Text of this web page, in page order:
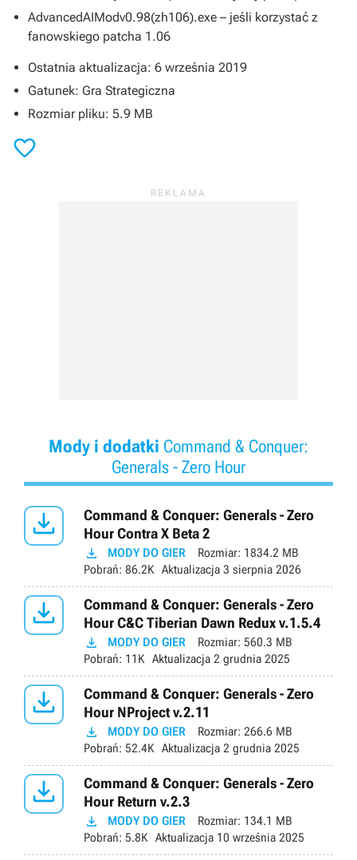
AdvancedAIModv0.98(zh106).exe – jeśli korzystać z
fanowskiego patcha 1.06
Ostatnia aktualizacja: 6 września 2019
Gatunek: Gra Strategiczna
Rozmiar pliku: 5.9 MB

Mody i dodatki Command & Conquer:
Generals - Zero Hour

Command & Conquer: Generals - Zero
Hour Contra X Beta 2
 MODY DO GIER Rozmiar: 1834.2 MB
Pobrań: 86.2K Aktualizacja 3 sierpnia 2026

Command & Conquer: Generals - Zero
Hour C&C Tiberian Dawn Redux v.1.5.4
 MODY DO GIER Rozmiar: 560.3 MB
Pobrań: 11K Aktualizacja 2 grudnia 2025

Command & Conquer: Generals - Zero
Hour NProject v.2.11
 MODY DO GIER Rozmiar: 266.6 MB
Pobrań: 52.4K Aktualizacja 2 grudnia 2025

Command & Conquer: Generals - Zero
Hour Return v.2.3
 MODY DO GIER Rozmiar: 134.1 MB
Pobrań: 5.8K Aktualizacja 10 września 2025